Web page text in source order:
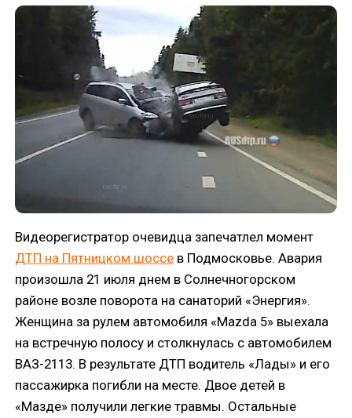
Видеорегистратор очевидца запечатлел момент
ДТП на Пятницком шоссе в Подмосковье. Авария
произошла 21 июля днем в Солнечногорском
районе возле поворота на санаторий «Энергия».
Женщина за рулем автомобиля «Mazda 5» выехала
на встречную полосу и столкнулась с автомобилем
ВАЗ-2113. В результате ДТП водитель «Лады» и его
пассажирка погибли на месте. Двое детей в
«Мазде» получили легкие травмы. Остальные